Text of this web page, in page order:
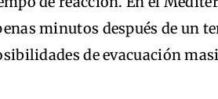
minutos después de un
de evacuación